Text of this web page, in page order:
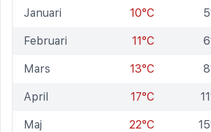
Januari 10°C
Februari 11°C
Mars 13°C
April 17°C
Maj 22°C